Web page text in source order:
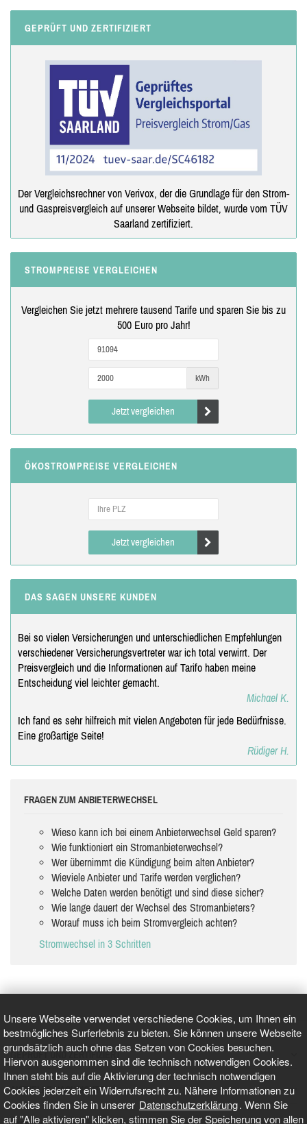
Unsere Webseite verwendet verschiedene Cookies, um Ihnen ein
bestmögliches Surferlebnis zu bieten. Sie können unsere Webseite
grundsätzlich auch ohne das Setzen von Cookies besuchen.
Hiervon ausgenommen sind die technisch notwendigen Cookies.
Ihnen steht bis auf die Aktivierung der technisch notwendigen
Cookies jederzeit ein Widerrufsrecht zu. Nähere Informationen zu
Cookies finden Sie in unserer Datenschutzerklärung. Wenn Sie
auf "Alle aktivieren" klicken, stimmen Sie der Speicherung von allen
GEPRÜFT UND ZERTIFIZIERT
Der Vergleichsrechner von Verivox, der die Grundlage für den Strom-
und Gaspreisvergleich auf unserer Webseite bildet, wurde vom TÜV
Saarland zertifiziert.
STROMPREISE VERGLEICHEN
Vergleichen Sie jetzt mehrere tausend Tarife und sparen Sie bis zu
500 Euro pro Jahr!
kWh
Jetzt vergleichen
ÖKOSTROMPREISE VERGLEICHEN
Jetzt vergleichen
DAS SAGEN UNSERE KUNDEN
Bei so vielen Versicherungen und unterschiedlichen Empfehlungen
verschiedener Versicherungsvertreter war ich total verwirrt. Der
Preisvergleich und die Informationen auf Tarifo haben meine
Entscheidung viel leichter gemacht.
Michael K.
Ich fand es sehr hilfreich mit vielen Angeboten für jede Bedürfnisse.
Eine großartige Seite!
Rüdiger H.
FRAGEN ZUM ANBIETERWECHSEL
Wieso kann ich bei einem Anbieterwechsel Geld sparen?
Wie funktioniert ein Stromanbieterwechsel?
Wer übernimmt die Kündigung beim alten Anbieter?
Wieviele Anbieter und Tarife werden verglichen?
Welche Daten werden benötigt und sind diese sicher?
Wie lange dauert der Wechsel des Stromanbieters?
Worauf muss ich beim Stromvergleich achten?
Stromwechsel in 3 Schritten
GEPRÜFT UND ZERTIFIZIERT
AKTUELLE NACHRICHTEN